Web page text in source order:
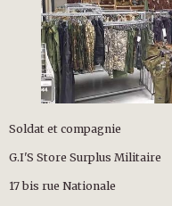
Soldat et compagnie
G.I'S Store Surplus Militaire
17 bis rue Nationale